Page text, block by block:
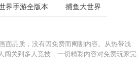
界手游全版本 捕鱼大世界
面品质，没有因免费而阉割内容。从热带浅
闯关到多人竞技，一切精彩内容对免费玩家完